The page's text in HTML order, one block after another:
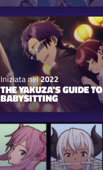
Iniziata nel2022
THE YAKUZA'S GUIDE TO
BABYSITTING